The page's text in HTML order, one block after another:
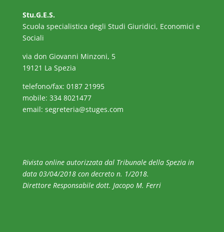
Stu.G.E.S.
Scuola specialistica degli Studi Giuridici, Economici e
Sociali
via don Giovanni Minzoni, 5
19121 La Spezia
telefono/fax: 0187 21995
mobile: 334 8021477
email: segreteria@stuges.com
Rivista online autorizzata dal Tribunale della Spezia in
data 03/04/2018 con decreto n. 1/2018.
Direttore Responsabile dott. Jacopo M. Ferri